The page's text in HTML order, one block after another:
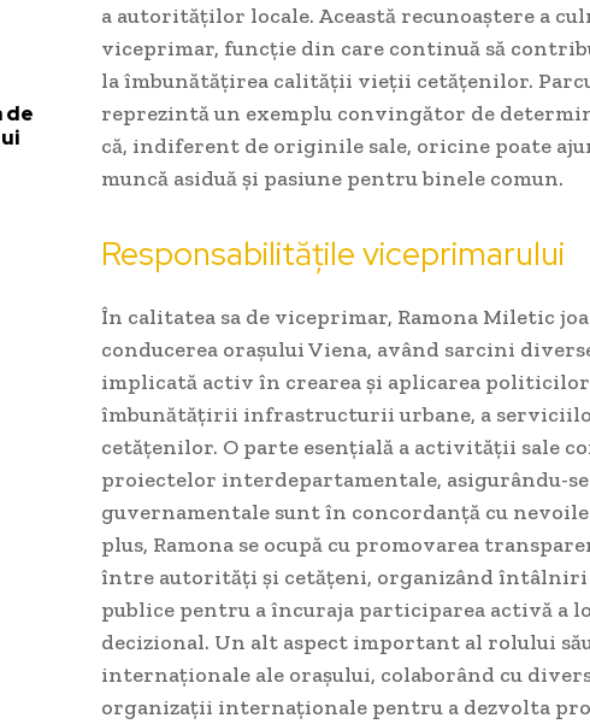
de
a autorităților locale. Această recunoaștere a
viceprimar, funcție din care continuă să
la îmbunătățirea calității vieții cetățenilor.
reprezintă un exemplu convingător de
că, indiferent de originile sale, oricine poate
muncă asiduă și pasiune pentru binele comun.
Responsabilitățile viceprimarului
În calitatea sa de viceprimar, Ramona Miletic
conducerea orașului Viena, având sarcini
implicată activ în crearea și aplicarea
îmbunătățirii infrastructurii urbane, a
cetățenilor. O parte esențială a activității sale
proiectelor interdepartamentale, asigurându-
guvernamentale sunt în concordanță cu
plus, Ramona se ocupă cu promovarea
între autorități și cetățeni, organizând întâlniri
publice pentru a încuraja participarea activă a
decizional. Un alt aspect important al rolului
internaționale ale orașului, colaborând cu
organizații internaționale pentru a dezvolta